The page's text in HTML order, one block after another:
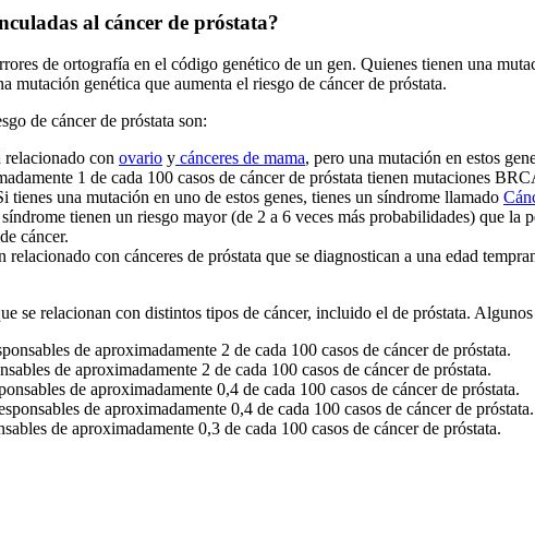
al cáncer de próstata?
de ortografía en el código genético de un gen. Quienes tienen una
mutación genética que aumenta el riesgo de cáncer de próstata.
de cáncer de próstata son:
relacionado con ovario y cánceres de mama, pero una mutación en estos
1 de cada 100 casos de cáncer de próstata tienen mutaciones
tienes una mutación en uno de estos genes, tienes un síndrome llamado
tienen un riesgo mayor (de 2 a 6 veces más probabilidades) que
cáncer.
relacionado con cánceres de próstata que se diagnostican a una edad
se relacionan con distintos tipos de cáncer, incluido el de próstata. Algunos
de aproximadamente 2 de cada 100 casos de cáncer de próstata.
de aproximadamente 2 de cada 100 casos de cáncer de próstata.
de aproximadamente 0,4 de cada 100 casos de cáncer de próstata.
de aproximadamente 0,4 de cada 100 casos de cáncer de próstata.
de aproximadamente 0,3 de cada 100 casos de cáncer de próstata.